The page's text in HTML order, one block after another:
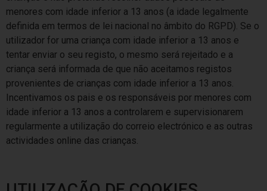
menores com idade inferior a 13 anos (a idade legalmente
definida em termos de lei nacional no âmbito do RGPD). Se o
utilizador for uma criança com idade inferior a 13 anos e
tentar enviar o seu registo, o mesmo será rejeitado e a
criança será informada de que não aceitamos registos
provenientes de crianças com idade inferior a 13 anos.
Incentivamos os pais e os responsáveis por menores com
idade inferior a 13 anos a controlarem e supervisionarem
regularmente a utilização do correio electrónico e as outras
actividades online das crianças.